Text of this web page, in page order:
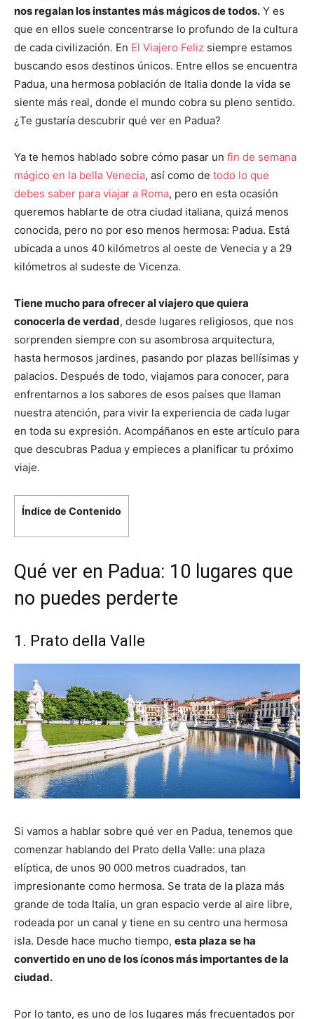
nos regalan los instantes más mágicos de todos. Y es
que en ellos suele concentrarse lo profundo de la cultura
de cada civilización. En El Viajero Feliz siempre estamos
buscando esos destinos únicos. Entre ellos se encuentra
Padua, una hermosa población de Italia donde la vida se
siente más real, donde el mundo cobra su pleno sentido.
¿Te gustaría descubrir qué ver en Padua?
Ya te hemos hablado sobre cómo pasar un fin de semana
mágico en la bella Venecia, así como de todo lo que
debes saber para viajar a Roma, pero en esta ocasión
queremos hablarte de otra ciudad italiana, quizá menos
conocida, pero no por eso menos hermosa: Padua. Está
ubicada a unos 40 kilómetros al oeste de Venecia y a 29
kilómetros al sudeste de Vicenza.
Tiene mucho para ofrecer al viajero que quiera
conocerla de verdad, desde lugares religiosos, que nos
sorprenden siempre con su asombrosa arquitectura,
hasta hermosos jardines, pasando por plazas bellísimas y
palacios. Después de todo, viajamos para conocer, para
enfrentarnos a los sabores de esos países que llaman
nuestra atención, para vivir la experiencia de cada lugar
en toda su expresión. Acompáñanos en este artículo para
que descubras Padua y empieces a planificar tu próximo
viaje.
Índice de Contenido
Qué ver en Padua: 10 lugares que
no puedes perderte
1. Prato della Valle
Si vamos a hablar sobre qué ver en Padua, tenemos que
comenzar hablando del Prato della Valle: una plaza
elíptica, de unos 90 000 metros cuadrados, tan
impresionante como hermosa. Se trata de la plaza más
grande de toda Italia, un gran espacio verde al aire libre,
rodeada por un canal y tiene en su centro una hermosa
isla. Desde hace mucho tiempo, esta plaza se ha
convertido en uno de los íconos más importantes de la
ciudad.
Por lo tanto, es uno de los lugares más frecuentados por